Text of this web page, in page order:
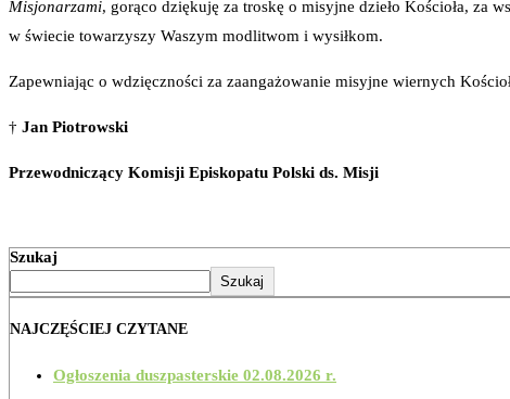
Misjonarzami, gorąco dziękuję za troskę o misyjne dzieło Kościoła, za
w świecie towarzyszy Waszym modlitwom i wysiłkom.
Zapewniając o wdzięczności za zaangażowanie misyjne wiernych
† Jan Piotrowski
Przewodniczący Komisji Episkopatu Polski ds. Misji
Szukaj
Szukaj
NAJCZĘŚCIEJ CZYTANE
Ogłoszenia duszpasterskie 02.08.2026 r.